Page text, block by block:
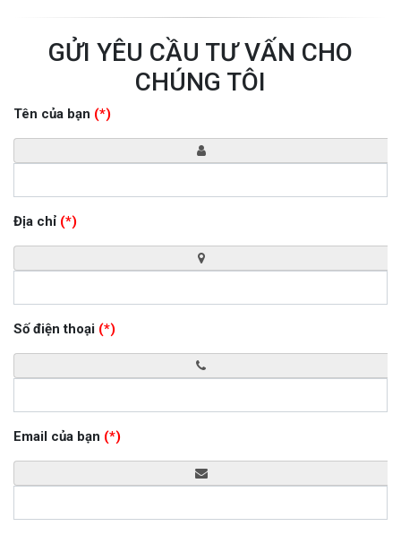
GỬI YÊU CẦU TƯ VẤN CHO
CHÚNG TÔI
Tên của bạn (*)
Địa chỉ (*)
Số điện thoại (*)
Email của bạn (*)